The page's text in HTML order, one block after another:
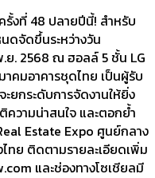
งที่ 48 ปลายปีนี้! สำหรับ
ดจัดขึ้นระหว่างวัน
. 2568 ณ ฮอลล์ 5 ชั้น LG
คมอาคารชุดไทย เป็นผู้รับ
ยกระดับการจัดงานให้ยิ่ง
วามน่าสนใจ และตอกย้ำ
Estate Expo ศูนย์กลาง
ทย ติดตามรายละเอียดเพิ่ม
และช่องทางโซเชียลมี